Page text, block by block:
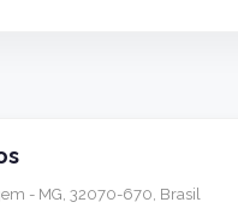
- MG, 32070-670, Brasil